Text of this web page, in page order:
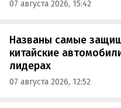
07 августа 2026, 15:42
Названы самые
китайские
лидерах
07 августа 2026, 12:52